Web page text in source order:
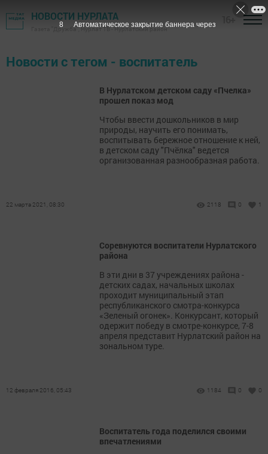
НОВОСТИ НУРЛАТА
Газета "Дружба", Нурлат ТВ - Нурлатский район
Новости с тегом - воспитатель
В Нурлатском детском саду «Пчелка»
прошел показ мод
Чтобы ввести дошкольников в мир
природы, научить его понимать,
воспитывать бережное отношение к ней,
в детском саду "Пчёлка" ведется
организованная разнообразная работа.
22 марта 2021, 08:30 2118 0 1
Соревнуются воспитатели Нурлатского
района
В эти дни в 37 учреждениях района -
детских садах, начальных школах
проходит муниципальный этап
республиканского смотра-конкурса
«Зеленый огонек». Конкурсант, который
одержит победу в смотре-конкурсе, 7-8
апреля представит Нурлатский район на
зональном туре.
12 февраля 2016, 05:43 1184 0 0
Воспитатель года поделился своими
впечатлениями
7 Автоматическое закрытие баннера через